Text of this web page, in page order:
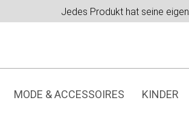
Jedes Produkt hat seine
MODE & ACCESSOIRES KINDER